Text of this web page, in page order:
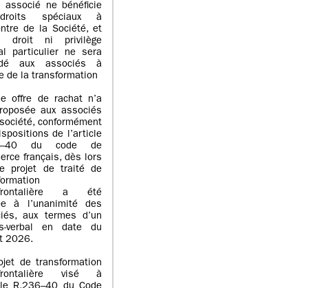
associé ne bénéficie
spéciaux à
de la Société, et
droit ni privilège
particulier ne sera
aux associés à
de la transformation
offre de rachat n’a
aux associés
conformément
de l’article
du code de
français, dès lors
projet de traité de
a été
à l’unanimité des
aux termes d’un
verbal en date du
2026.
de transformation
visé à